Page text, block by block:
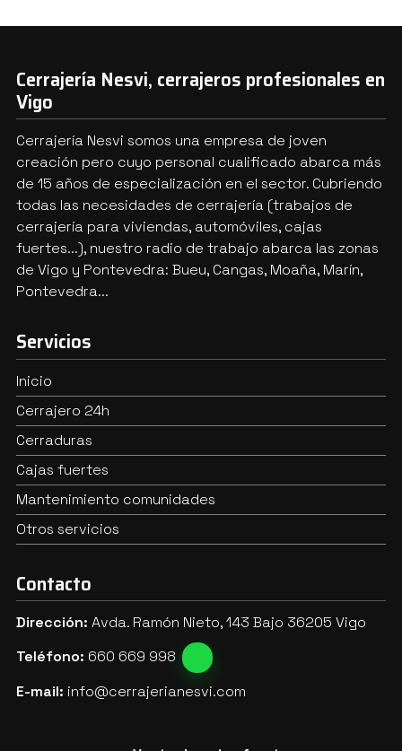
Cerrajería Nesvi, cerrajeros profesionales en
Vigo
Cerrajería Nesvi somos una empresa de joven
creación pero cuyo personal cualificado abarca más
de 15 años de especialización en el sector. Cubriendo
todas las necesidades de cerrajería (trabajos de
cerrajería para viviendas, automóviles, cajas
fuertes...), nuestro radio de trabajo abarca las zonas
de Vigo y Pontevedra: Bueu, Cangas, Moaña, Marín,
Pontevedra...
Servicios
Inicio
Cerrajero 24h
Cerraduras
Cajas fuertes
Mantenimiento comunidades
Otros servicios
Contacto
Dirección: Avda. Ramón Nieto, 143 Bajo 36205 Vigo
Teléfono: 660 669 998
E-mail: info@cerrajerianesvi.com